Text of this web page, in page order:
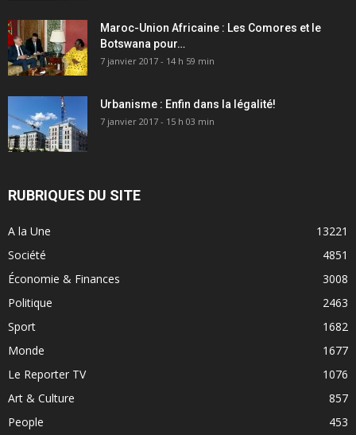
Maroc-Union Africaine : Les Comores et le
Botswana pour…
7 janvier 2017 - 14 h 59 min
Urbanisme : Enfin dans la légalité!
7 janvier 2017 - 15 h 03 min
RUBRIQUES DU SITE
A la Une
13221
Société
4851
Économie & Finances
3008
Politique
2463
Sport
1682
Monde
1677
Le Reporter TV
1076
Art & Culture
857
People
453